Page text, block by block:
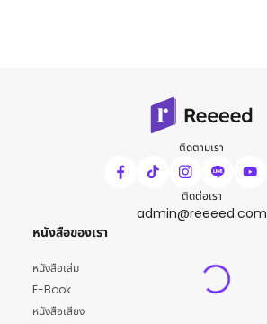
ติดตามเรา
ติดต่อเรา
admin@reeeed.com
หนังสือของเรา
หนังสือเล่ม
E-Book
หนังสือเสียง